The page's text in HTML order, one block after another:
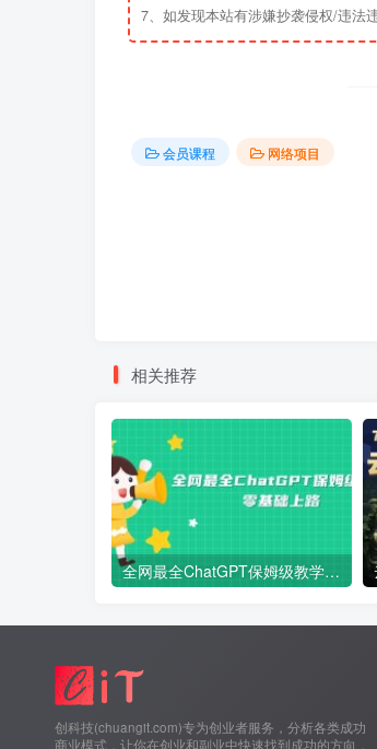
7、如发现本站有涉嫌抄袭侵权/违法
会员课程 网络项目
相关推荐
全网最全ChatGPT保姆级教学，零基础上路
创科技(chuangit.com)专为创业者服务，分析各类成功
商业模式，让你在创业和副业中快速找到成功的方向，